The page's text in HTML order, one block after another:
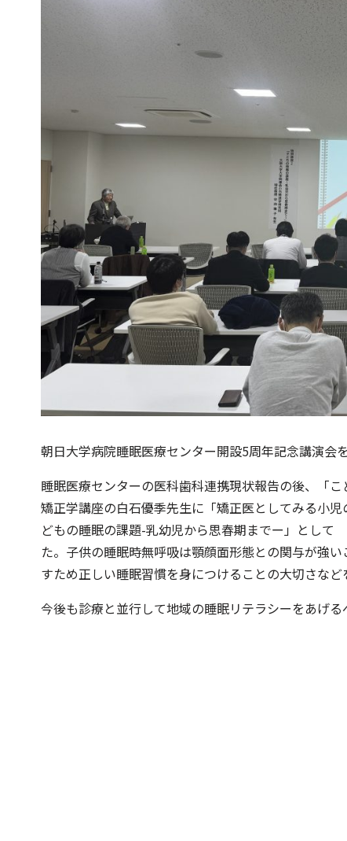
朝日大学病院睡眠医療センター開設5周年記念講演会
睡眠医療センターの医科歯科連携現状報告の後、「
矯正学講座の白石優季先生に「矯正医としてみる小
どもの睡眠の課題-乳幼児から思春期までー」とし
た。子供の睡眠時無呼吸は顎顔面形態との関与が強
すため正しい睡眠習慣を身につけることの大切さなど
今後も診療と並行して地域の睡眠リテラシーをあげる